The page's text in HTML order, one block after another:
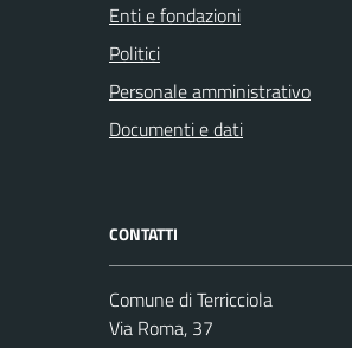
Enti e fondazioni
Politici
Personale amministrativo
Documenti e dati
CONTATTI
Comune di Terricciola
Via Roma, 37